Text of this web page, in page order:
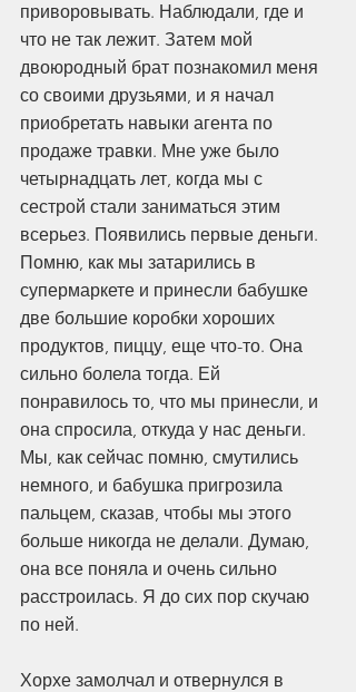
приворовывать. Наблюдали, где и
что не так лежит. Затем мой
двоюродный брат познакомил меня
со своими друзьями, и я начал
приобретать навыки агента по
продаже травки. Мне уже было
четырнадцать лет, когда мы с
сестрой стали заниматься этим
всерьез. Появились первые деньги.
Помню, как мы затарились в
супермаркете и принесли бабушке
две большие коробки хороших
продуктов, пиццу, еще что-то. Она
сильно болела тогда. Ей
понравилось то, что мы принесли, и
она спросила, откуда у нас деньги.
Мы, как сейчас помню, смутились
немного, и бабушка пригрозила
пальцем, сказав, чтобы мы этого
больше никогда не делали. Думаю,
она все поняла и очень сильно
расстроилась. Я до сих пор скучаю
по ней.
Хорхе замолчал и отвернулся в